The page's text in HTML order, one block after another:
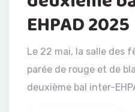
EHPAD 2025
Le 22 mai, la salle des
parée de rouge et de
deuxième bal inter-